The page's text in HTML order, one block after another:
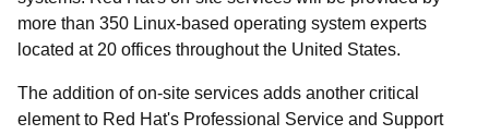
more than 350 Linux-based operating system experts
located at 20 offices throughout the United States.
The addition of on-site services adds another critical
element to Red Hat's Professional Service and Support